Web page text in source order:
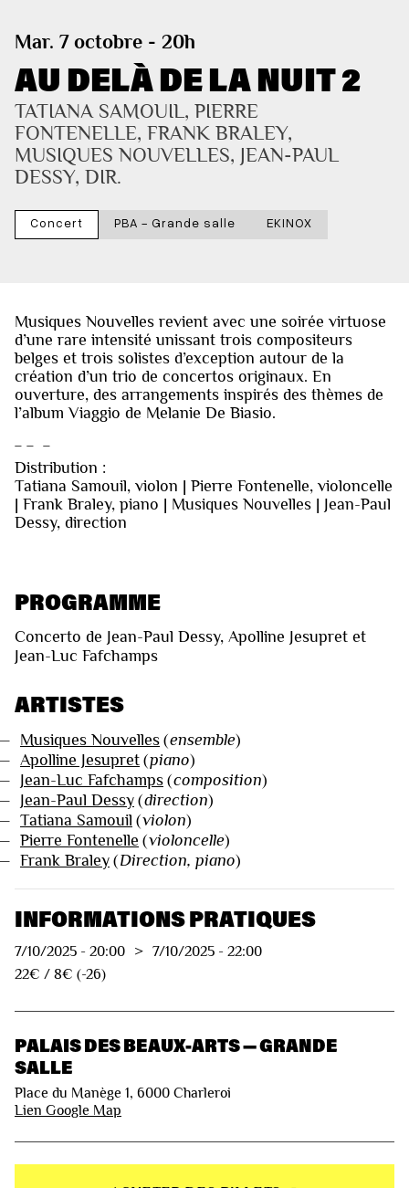
Mar. 7 octobre - 20h
AU DELÀ DE LA NUIT 2
TATIANA SAMOUIL, PIERRE
FONTENELLE, FRANK BRALEY,
MUSIQUES NOUVELLES, JEAN-PAUL
DESSY, DIR.
Concert PBA - Grande salle EKINOX
Musiques Nouvelles revient avec une soirée virtuose
d’une rare intensité unissant trois compositeurs
belges et trois solistes d’exception autour de la
création d’un trio de concertos originaux. En
ouverture, des arrangements inspirés des thèmes de
l’album Viaggio de Melanie De Biasio.
Distribution :
Tatiana Samouil, violon | Pierre Fontenelle, violoncelle
| Frank Braley, piano | Musiques Nouvelles | Jean-Paul
Dessy, direction
PROGRAMME
Concerto de Jean-Paul Dessy, Apolline Jesupret et
Jean-Luc Fafchamps
ARTISTES
Musiques Nouvelles (ensemble)
Apolline Jesupret (piano)
Jean-Luc Fafchamps (composition)
Jean-Paul Dessy (direction)
Tatiana Samouil (violon)
Pierre Fontenelle (violoncelle)
Frank Braley (Direction, piano)
INFORMATIONS PRATIQUES
7/10/2025 - 20:00 > 7/10/2025 - 22:00
22€ / 8€ (-26)
PALAIS DES BEAUX-ARTS — GRANDE
SALLE
Place du Manège 1, 6000 Charleroi
Lien Google Map